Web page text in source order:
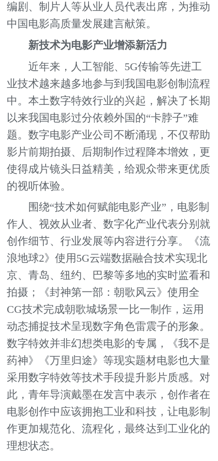
编剧、制片人等从业人员代表出席，为推动
中国电影高质量发展建言献策。
新技术为电影产业增添新活力
近年来，人工智能、5G传输等先进工
业技术越来越多地参与到我国电影创制流程
中。本土数字特效行业的兴起，解决了长期
以来我国电影过分依赖外国的“卡脖子”难
题。数字电影产业公司不断涌现，不仅帮助
影片前期拍摄、后期制作过程降本增效，更
使得成片镜头日益精美，给观众带来更优质
的视听体验。
围绕“技术如何赋能电影产业”，电影制
作人、视效从业者、数字化产业代表分别就
创作细节、行业发展等内容进行分享。《流
浪地球2》使用5G云端数据融合技术实现北
京、青岛、纽约、巴黎等多地的实时监看和
拍摄；《封神第一部：朝歌风云》使用全
CG技术完成朝歌城场景一比一制作，运用
动态捕捉技术呈现数字角色雷震子的形象。
数字特效并非幻想类电影的专属，《我不是
药神》《万里归途》等现实题材电影也大量
采用数字特效等技术手段提升影片质感。对
此，青年导演戴墨在发言中表示，创作者在
电影创作中应该拥抱工业和科技，让电影制
作更加规范化、流程化，最终达到工业化的
理想状态。